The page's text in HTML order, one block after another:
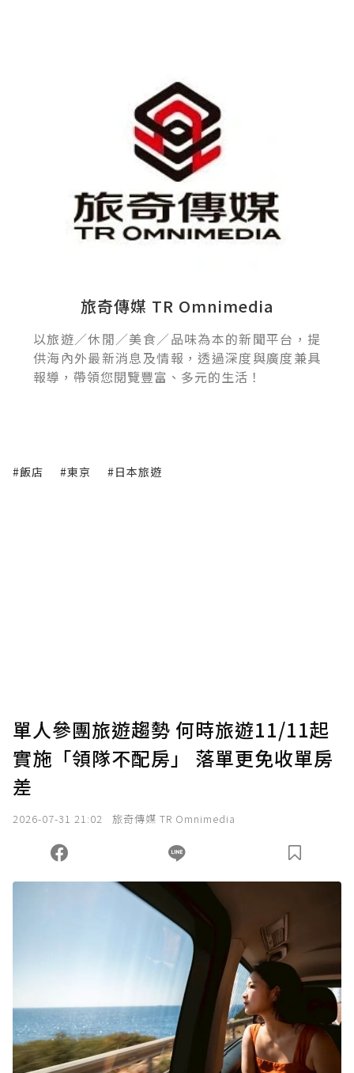
旅奇傳媒 TR Omnimedia
以旅遊／休閒／美食／品味為本的新聞平台，提
供海內外最新消息及情報，透過深度與廣度兼具
報導，帶領您閱覽豐富、多元的生活！
#飯店 #東京 #日本旅遊
單人參團旅遊趨勢 何時旅遊11/11起
實施「領隊不配房」 落單更免收單房
差
2026-07-31 21:02 旅奇傳媒 TR Omnimedia